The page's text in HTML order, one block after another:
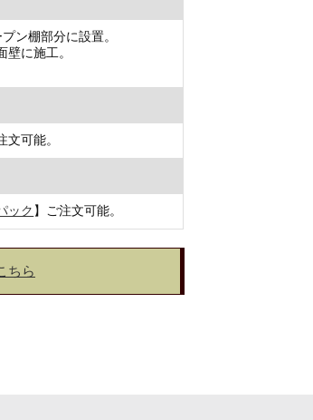
ン棚部分に設置。
壁に施工。
文可能。
ック 】ご注文可能。
ちら